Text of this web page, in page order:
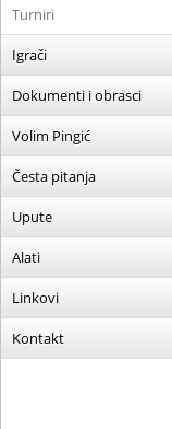
Turniri
Igrači
Dokumenti i obrasci
Volim Pingić
Česta pitanja
Upute
Alati
Linkovi
Kontakt